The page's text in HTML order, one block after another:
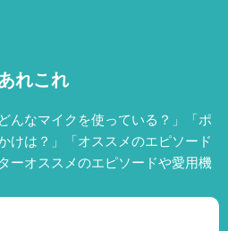
れこれ
んなマイクを使っている？」「ポ
けは？」「オススメのエピソード
ーオススメのエピソードや愛用機